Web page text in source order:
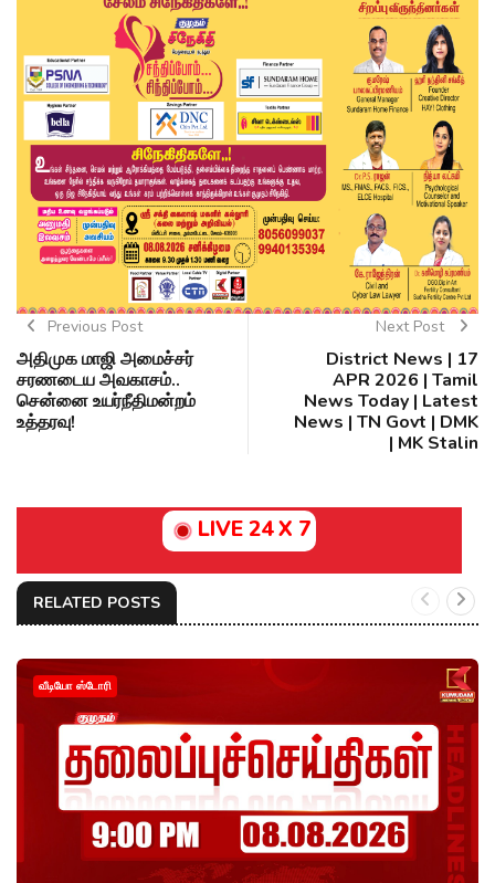
Previous Post
அதிமுக மாஜி அமைச்சர்
சரணடைய அவகாசம்..
சென்னை உயர்நீதிமன்றம்
உத்தரவு!
Next Post
District News | 17
APR 2026 | Tamil
News Today | Latest
News | TN Govt | DMK
| MK Stalin
LIVE 24 X 7
RELATED POSTS
வீடியோ ஸ்டோரி